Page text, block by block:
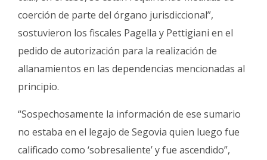
coerción de parte del órgano jurisdiccional”,
sostuvieron los fiscales Pagella y Pettigiani en el
pedido de autorización para la realización de
allanamientos en las dependencias mencionadas al
principio.
“Sospechosamente la información de ese sumario
no estaba en el legajo de Segovia quien luego fue
calificado como ‘sobresaliente’ y fue ascendido”,